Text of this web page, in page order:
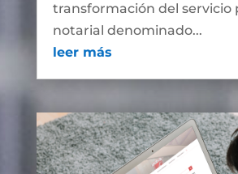
transformación del servicio
notarial denominado...
leer más